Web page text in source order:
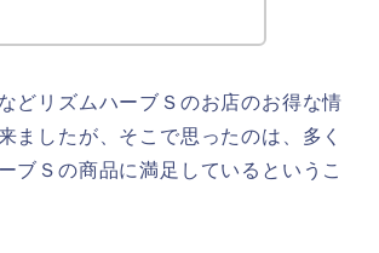
どリズムハーブＳのお店のお得な情
ましたが、そこで思ったのは、多く
ブＳの商品に満足しているというこ